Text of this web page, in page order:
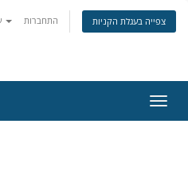
התחברות צפייה בעגלת הקניות
ניווט